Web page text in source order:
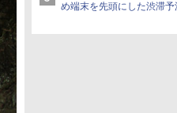
め端末を先頭にした渋滞